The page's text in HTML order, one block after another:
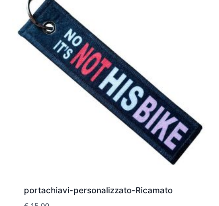
portachiavi-personalizzato-Ricamato